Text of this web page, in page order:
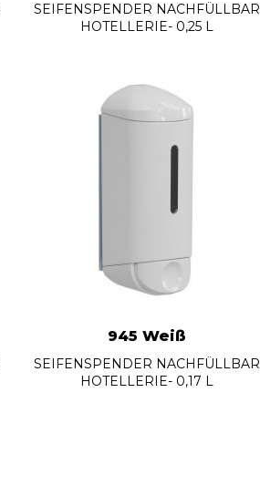
SEIFENSPENDER NACHFÜLLBAR
HOTELLERIE- 0,25 L
945 Weiß
SEIFENSPENDER NACHFÜLLBAR
HOTELLERIE- 0,17 L